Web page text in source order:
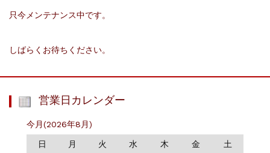
只今メンテナンス中です。
しばらくお待ちください。
営業日カレンダー
今月(2026年8月)
日 月 火 水 木 金 土